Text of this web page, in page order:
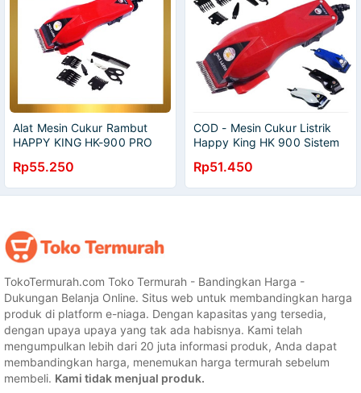
Alat Mesin Cukur Rambut
HAPPY KING HK-900 PRO
Rp55.250
COD - Mesin Cukur Listrik
Happy King HK 900 Sistem
Rambut Jenggot Kumis
Rp51.450
TokoTermurah.com Toko Termurah - Bandingkan Harga -
Dukungan Belanja Online. Situs web untuk membandingkan harga
produk di platform e-niaga. Dengan kapasitas yang tersedia,
dengan upaya upaya yang tak ada habisnya. Kami telah
mengumpulkan lebih dari 20 juta informasi produk, Anda dapat
membandingkan harga, menemukan harga termurah sebelum
membeli. Kami tidak menjual produk.